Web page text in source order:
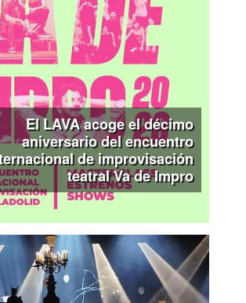
El LAVA acoge el décimo
aniversario del encuentro
de improvisación
teatral Va de Impro